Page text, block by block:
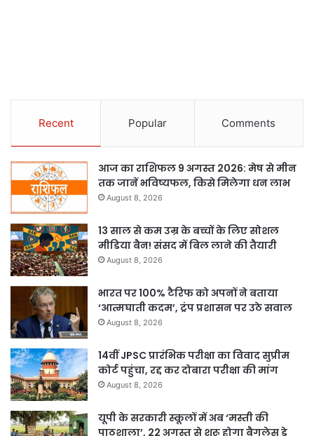
Recent Popular Comments
आज का राशिफल 9 अगस्त 2026: मेष से मीन
तक जानें भविष्यफल, किसे मिलेगा धन लाभ
August 8, 2026
13 साल से कम उम्र के बच्चों के लिए सोशल
मीडिया बैन! संसद में बिल लाने की तैयारी
August 8, 2026
भारत पर 100% टैरिफ को अपनों ने बताया
‘आत्मघाती कदम’, ट्रंप प्रशासन पर उठे सवाल
August 8, 2026
14वीं JPSC प्रारंभिक परीक्षा का विवाद सुप्रीम
कोर्ट पहुंचा, रद्द कर दोबारा परीक्षा की मांग
August 8, 2026
यूपी के सरकारी स्कूलों में अब ‘मस्ती की
पाठशाला’, 22 अगस्त से शुरू होगा बैगलेस डे